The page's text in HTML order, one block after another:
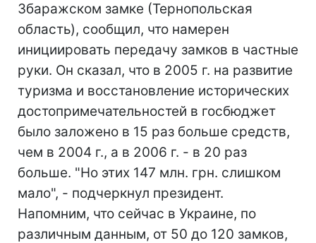
Збаражском замке (Тернопольская
область), сообщил, что намерен
инициировать передачу замков в частные
руки. Он сказал, что в 2005 г. на развитие
туризма и восстановление исторических
достопримечательностей в госбюджет
было заложено в 15 раз больше средств,
чем в 2004 г., а в 2006 г. - в 20 раз
больше. "Но этих 147 млн. грн. слишком
мало", - подчеркнул президент.
Напомним, что сейчас в Украине, по
различным данным, от 50 до 120 замков,